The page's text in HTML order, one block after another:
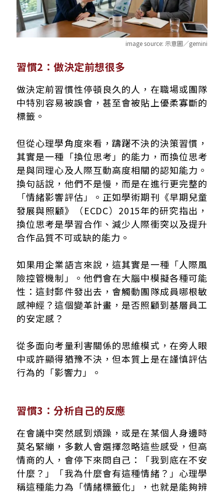
image source: 示意圖／gemini
習慣2：做決定前想很多
做決定前習慣性停頓良久的人，在職場或團隊
中特別容易被誤會，甚至會被貼上優柔寡斷的
標籤。
但從心理學角度來看，躊躇不決的決策習慣，
其實是一種「換位思考」的能力，而換位思考
是與同理心及人際互動高度相關的認知能力。
換句話說，他們不是慢，而是在進行更完整的
「情緒影響評估」。正如學術期刊《早期兒童
發展與照顧》（ECDC）2015年的研究指出，
換位思考是學習合作、減少人際衝突以及提升
合作品質不可或缺的能力。
如果用企業語言來說，這其實是一種「人際風
險控管機制」。他們會在大腦中模擬各種可能
性：這封郵件發出去，會觸動團隊成員哪根敏
感神經？這個變革計畫，是否照顧到基層員工
的安定感？
從多面向考量利害關係的思維模式，在旁人眼
中或許顯得猶豫不決，但本質上是在謹慎評估
行為的「影響力」。
習慣3：分析自己的反應
在會議中突然感到煩躁，或是在某個人身邊時
莫名緊繃，多數人會選擇忽略這些感受，但高
情商的人，會停下來問自己：「我到底在不安
什麼？」「我為什麼會有這種情緒？」心理學
稱這種能力為「情緒標籤化」，也就是能夠辨